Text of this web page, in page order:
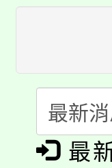
程
心
系所
縣
門
踴躍
桃園
「
展演
115
義教
公告
代理
「
最